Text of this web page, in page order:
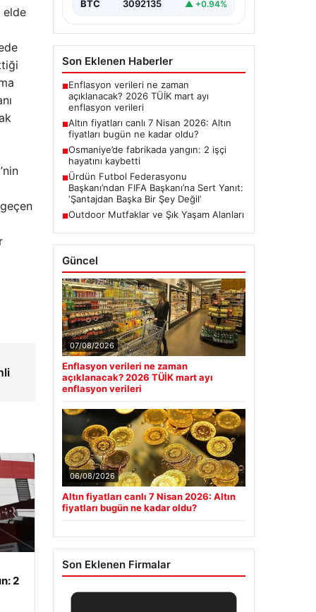
elde
2
BTC 3092135 ▲ +0.94%
Son Eklenen Haberler
■Enflasyon verileri ne zaman
açıklanacak? 2026 TÜİK mart ayı
enflasyon verileri
■Altın fiyatları canlı 7 Nisan 2026: Altın
fiyatları bugün ne kadar oldu?
■Osmaniye’de fabrikada yangın: 2 işçi
hayatını kaybetti
■Ürdün Futbol Federasyonu
Başkanı’ndan FIFA Başkanı’na Sert Yanıt:
‘Şantajdan Başka Bir Şey Değil’
■Outdoor Mutfaklar ve Şık Yaşam Alanları
Güncel
07/08/2026
Enflasyon verileri ne zaman
açıklanacak? 2026 TÜİK mart ayı
enflasyon verileri
06/08/2026
Altın fiyatları canlı 7 Nisan 2026: Altın
fiyatları bugün ne kadar oldu?
Son Eklenen Firmalar